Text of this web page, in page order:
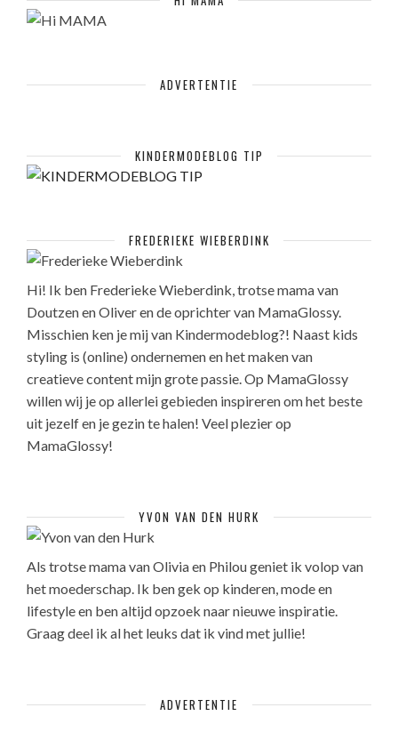
ADVERTENTIE
KINDERMODEBLOG TIP
FREDERIEKE WIEBERDINK
Hi! Ik ben Frederieke Wieberdink, trotse mama van
Doutzen en Oliver en de oprichter van MamaGlossy.
Misschien ken je mij van Kindermodeblog?! Naast kids
styling is (online) ondernemen en het maken van
creatieve content mijn grote passie. Op MamaGlossy
willen wij je op allerlei gebieden inspireren om het beste
uit jezelf en je gezin te halen! Veel plezier op
MamaGlossy!
YVON VAN DEN HURK
Als trotse mama van Olivia en Philou geniet ik volop van
het moederschap. Ik ben gek op kinderen, mode en
lifestyle en ben altijd opzoek naar nieuwe inspiratie.
Graag deel ik al het leuks dat ik vind met jullie!
ADVERTENTIE